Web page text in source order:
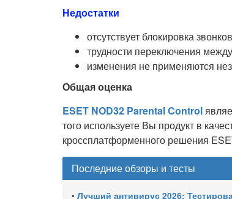
Недостатки
отсутствует блокировка
трудности переключения
изменения не применяются
Общая оценка
ESET NOD32 Parental Control
того используете Вы продукт в
кроссплатформенного решения
Последние обзоры и тесты
• Лучший антивирус 2026: